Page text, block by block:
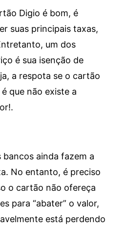
Digio é bom, é
suas principais taxas,
um dos
é sua isenção de
a respota se o cartão
que não existe a
bancos ainda fazem a
No entanto, é preciso
o cartão não ofereça
para “abater” o valor,
está perdendo